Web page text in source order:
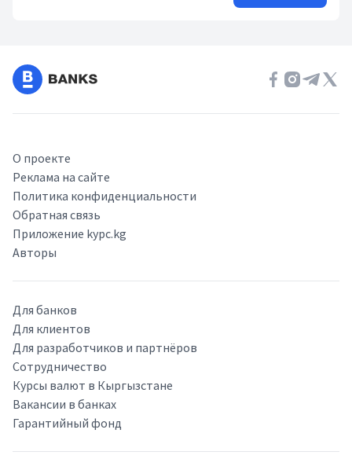
О проекте
Реклама на сайте
Политика конфиденциальности
Обратная связь
Приложение kypc.kg
Авторы
Для банков
Для клиентов
Для разработчиков и партнёров
Сотрудничество
Курсы валют в Кыргызстане
Вакансии в банках
Гарантийный фонд